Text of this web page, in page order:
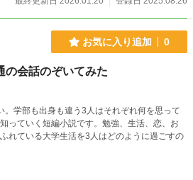
お気に入り追加 0
の会話のぞいてみた
。学部も出身も違う3人はそれぞれ何を思って
っていく短編小説です。勉強、生活、恋、お
れている大学生活を3人はどのように過ごすの